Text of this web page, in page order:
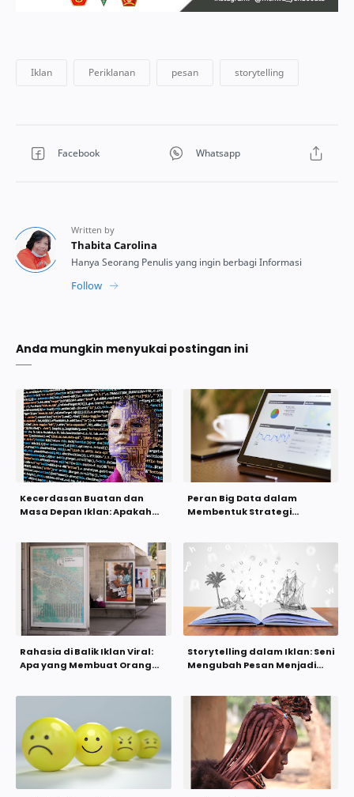
Anda mungkin menyukai postingan ini
Kecerdasan Buatan dan
Masa Depan Iklan: Apakah
Peran Big Data dalam
Membentuk Strategi
Rahasia di Balik Iklan Viral:
Apa yang Membuat Orang
Storytelling dalam Iklan: Seni
Mengubah Pesan Menjadi